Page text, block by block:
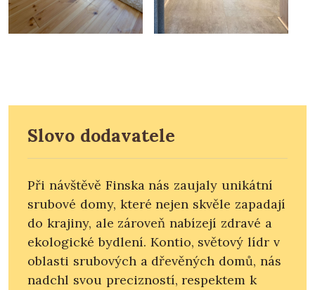
Slovo dodavatele
Při návštěvě Finska nás zaujaly unikátní
srubové domy, které nejen skvěle zapadají
do krajiny, ale zároveň nabízejí zdravé a
ekologické bydlení. Kontio, světový lídr v
oblasti srubových a dřevěných domů, nás
nadchl svou precizností, respektem k